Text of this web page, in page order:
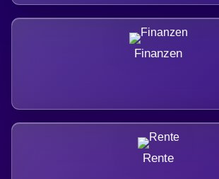
Finanzen
Rente